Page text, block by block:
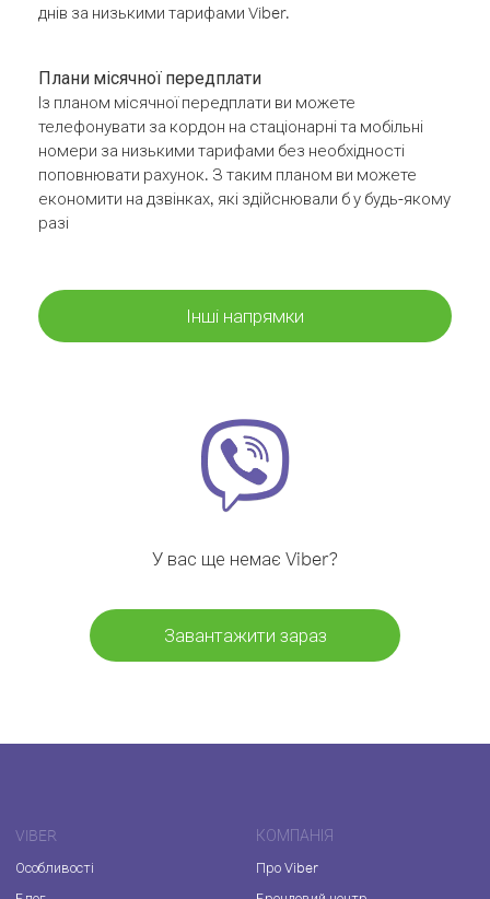
днів за низькими тарифами Viber.
Плани місячної передплати
Із планом місячної передплати ви можете
телефонувати за кордон на стаціонарні та мобільні
номери за низькими тарифами без необхідності
поповнювати рахунок. З таким планом ви можете
економити на дзвінках, які здійснювали б у будь-якому
разі
Інші напрямки
У вас ще немає Viber?
Завантажити зараз
VIBER
Особливості
КОМПАНІЯ
Про Viber